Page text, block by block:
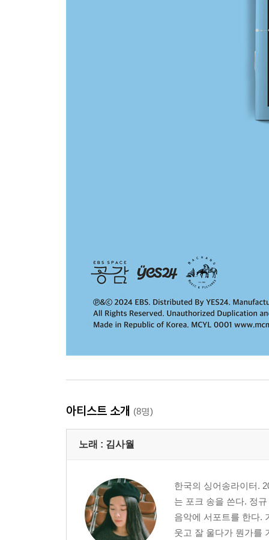
아티스트 소개 (8명)
노래 : 김사월
한국의 싱어송라이터.
는 포크 송을 쓴다. 정
음악에 서포트를 한다.
웃고 잘 울다가 뭔가를